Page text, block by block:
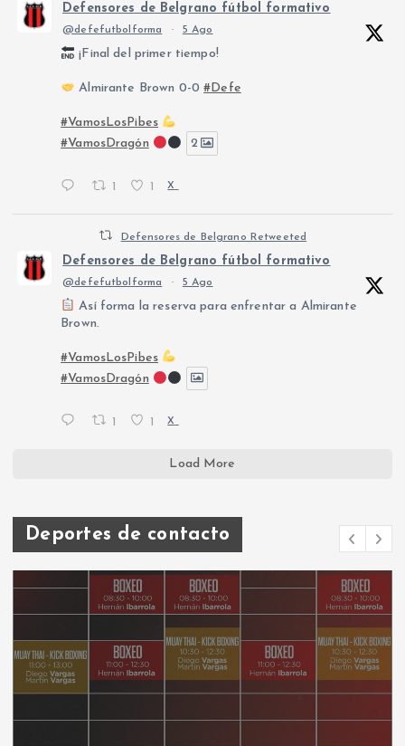
Defensores de Belgrano fútbol formativo
@defefutbolforma · 5 Ago
¡Final del primer tiempo!
Almirante Brown 0-0#Defe
#VamosLosPibes
#VamosDragón
2
1 1 X
Defensores de Belgrano Retweeted
Defensores de Belgrano fútbol formativo
@defefutbolforma · 5 Ago
Así forma la reserva para enfrentar a Almirante
Brown.
#VamosLosPibes
#VamosDragón
1 1 X
Load More
Deportes de contacto